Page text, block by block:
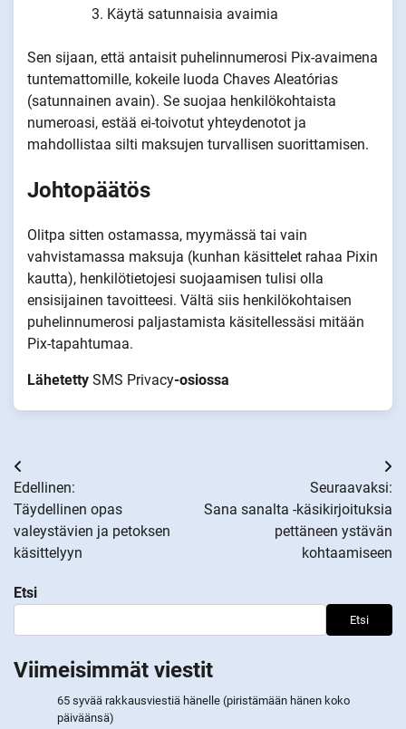
Käytä satunnaisia avaimia
Sen sijaan, että antaisit puhelinnumerosi Pix-avaimena
tuntemattomille, kokeile luoda Chaves Aleatórias
(satunnainen avain). Se suojaa henkilökohtaista
numeroasi, estää ei-toivotut yhteydenotot ja
mahdollistaa silti maksujen turvallisen suorittamisen.
Johtopäätös
Olitpa sitten ostamassa, myymässä tai vain
vahvistamassa maksuja (kunhan käsittelet rahaa Pixin
kautta), henkilötietojesi suojaamisen tulisi olla
ensisijainen tavoitteesi. Vältä siis henkilökohtaisen
puhelinnumerosi paljastamista käsitellessäsi mitään
Pix-tapahtumaa.
Lähetetty SMS Privacy-osiossa
Artikkelien
selaus
Edellinen:
Täydellinen opas
valeystävien ja petoksen
käsittelyyn
Seuraavaksi:
Sana sanalta -käsikirjoituksia
pettäneen ystävän
kohtaamiseen
Etsi
Etsi
Viimeisimmät viestit
65 syvää rakkausviestiä hänelle (piristämään hänen koko
päiväänsä)